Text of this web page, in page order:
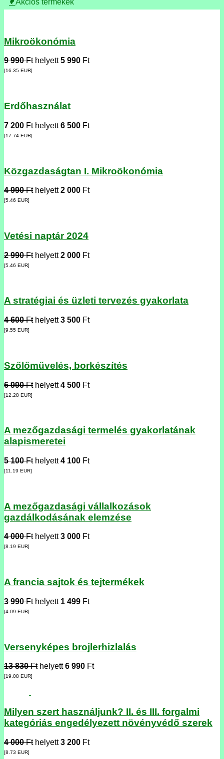
Akciós termékek
Mikroökonómia
9 990 Fthelyett5 990 Ft
[16.35 EUR]
Erdőhasználat
7 200 Fthelyett6 500 Ft
[17.74 EUR]
Közgazdaságtan I. Mikroökonómia
4 990 Fthelyett2 000 Ft
[5.46 EUR]
Vetési naptár 2024
2 990 Fthelyett2 000 Ft
[5.46 EUR]
A stratégiai és üzleti tervezés gyakorlata
4 600 Fthelyett3 500 Ft
[9.55 EUR]
Szőlőművelés, borkészítés
6 990 Fthelyett4 500 Ft
[12.28 EUR]
A mezőgazdasági termelés gyakorlatának
alapismeretei
5 100 Fthelyett4 100 Ft
[11.19 EUR]
A mezőgazdasági vállalkozások
gazdálkodásának elemzése
4 000 Fthelyett3 000 Ft
[8.19 EUR]
A francia sajtok és tejtermékek
3 990 Fthelyett 1 499 Ft
[4.09 EUR]
Versenyképes brojlerhizlalás
13 830 Fthelyett6 990 Ft
[19.08 EUR]
Milyen szert használjunk? II. és III. forgalmi
kategóriás engedélyezett növényvédő szerek
4 000 Fthelyett3 200 Ft
[8.73 EUR]